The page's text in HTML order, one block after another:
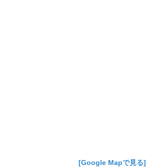
[Google Mapで見る]